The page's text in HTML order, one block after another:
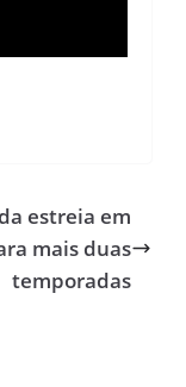
estreia em
mais duas
temporadas